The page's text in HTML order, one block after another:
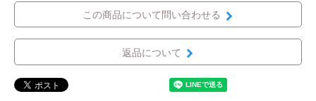
この商品について問い合わせる
返品について